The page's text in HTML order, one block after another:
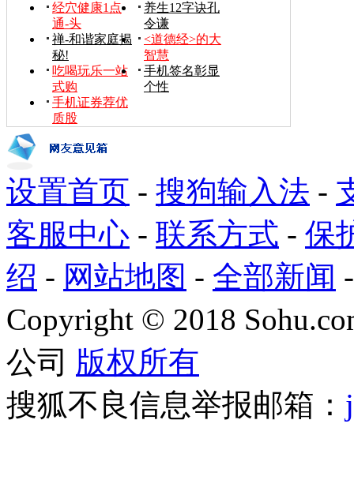
经穴健康1点
通-头
养生12字诀孔
令谦
禅-和谐家庭揭
秘!
<道德经>的大
智慧
吃喝玩乐一站
式购
手机签名彰显
个性
手机证券荐优
质股
设置首页 - 搜狗输入法 -
客服中心 - 联系方式 - 保
绍 - 网站地图 - 全部新闻
Copyright © 2018
公司 版权所有
搜狐不良信息举报邮箱：